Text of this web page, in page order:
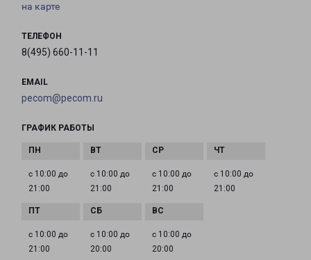
на карте
ТЕЛЕФОН
8(495) 660-11-11
EMAIL
pecom@pecom.ru
ГРАФИК РАБОТЫ
с 10:00 до
21:00
с 10:00 до
21:00
с 10:00 до
21:00
с 10:00 до
21:00
с 10:00 до
21:00
с 10:00 до
20:00
с 10:00 до
20:00